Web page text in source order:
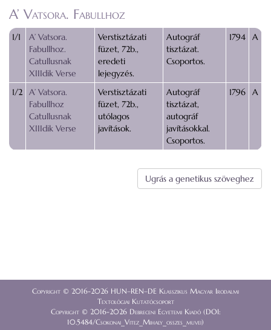
A’ Vatsora. Fabullhoz
1/1
A’ Vatsora.
Fabullhoz.
Catullusnak
XIIIdik Verse
Verstisztázati
füzet, 72b.,
eredeti
lejegyzés.
Autográf
tisztázat.
Csoportos.
1794 A
1/2
A’ Vatsora.
Fabullhoz
Catullusnak
XIIIdik Verse
Verstisztázati
füzet, 72b.,
utólagos
javítások.
Autográf
tisztázat,
autográf
javításokkal.
Csoportos.
1796 A
Ugrás a genetikus szöveghez
Copyright © 2016-2026 HUN–REN–DE Klasszikus Magyar Irodalmi
Textológiai Kutatócsoport
Copyright © 2016-2026 Debreceni Egyetemi Kiadó (DOI:
10.5484/Csokonai_Vitez_Mihaly_osszes_muvei)